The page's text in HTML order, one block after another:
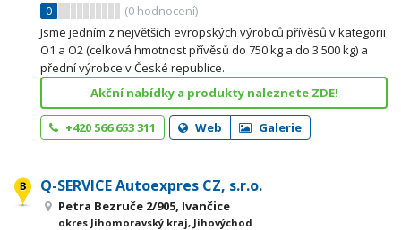
0
(0 hodnocení)
Jsme jedním z největších evropských výrobců přívěsů v kategorii
O1 a O2 (celková hmotnost přívěsů do 750 kg a do 3 500 kg) a
přední výrobce v České republice.
Akční nabídky a produkty naleznete ZDE!
+420 566 653 311 Web Galerie
Q-SERVICE Autoexpres CZ, s.r.o.
Petra Bezruče 2/905, Ivančice
okres Jihomoravský kraj, Jihovýchod